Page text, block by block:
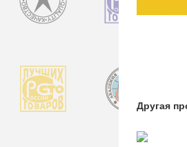
Другая